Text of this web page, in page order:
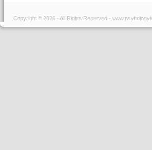
Copyright © 2026 - All Rights Reserved -